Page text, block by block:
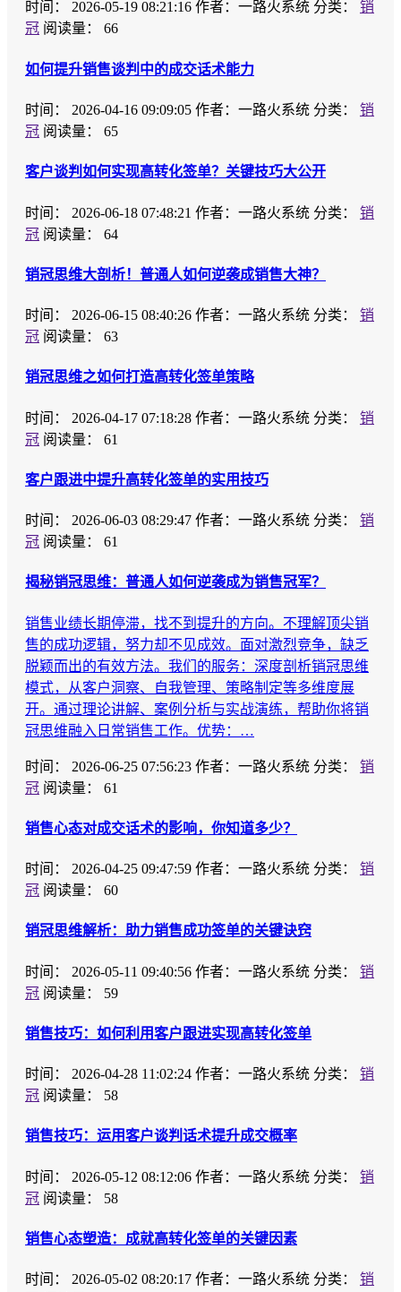
时间： 2026-05-19 08:21:16 作者：一路火系统 分类： 销
冠 阅读量： 66
如何提升销售谈判中的成交话术能力
时间： 2026-04-16 09:09:05 作者：一路火系统 分类： 销
冠 阅读量： 65
客户谈判如何实现高转化签单？关键技巧大公开
时间： 2026-06-18 07:48:21 作者：一路火系统 分类： 销
冠 阅读量： 64
销冠思维大剖析！普通人如何逆袭成销售大神？
时间： 2026-06-15 08:40:26 作者：一路火系统 分类： 销
冠 阅读量： 63
销冠思维之如何打造高转化签单策略
时间： 2026-04-17 07:18:28 作者：一路火系统 分类： 销
冠 阅读量： 61
客户跟进中提升高转化签单的实用技巧
时间： 2026-06-03 08:29:47 作者：一路火系统 分类： 销
冠 阅读量： 61
揭秘销冠思维：普通人如何逆袭成为销售冠军？
销售业绩长期停滞，找不到提升的方向。不理解顶尖销
售的成功逻辑，努力却不见成效。面对激烈竞争，缺乏
脱颖而出的有效方法。我们的服务：深度剖析销冠思维
模式，从客户洞察、自我管理、策略制定等多维度展
开。通过理论讲解、案例分析与实战演练，帮助你将销
冠思维融入日常销售工作。优势：…
时间： 2026-06-25 07:56:23 作者：一路火系统 分类： 销
冠 阅读量： 61
销售心态对成交话术的影响，你知道多少？
时间： 2026-04-25 09:47:59 作者：一路火系统 分类： 销
冠 阅读量： 60
销冠思维解析：助力销售成功签单的关键诀窍
时间： 2026-05-11 09:40:56 作者：一路火系统 分类： 销
冠 阅读量： 59
销售技巧：如何利用客户跟进实现高转化签单
时间： 2026-04-28 11:02:24 作者：一路火系统 分类： 销
冠 阅读量： 58
销售技巧：运用客户谈判话术提升成交概率
时间： 2026-05-12 08:12:06 作者：一路火系统 分类： 销
冠 阅读量： 58
销售心态塑造：成就高转化签单的关键因素
时间： 2026-05-02 08:20:17 作者：一路火系统 分类： 销